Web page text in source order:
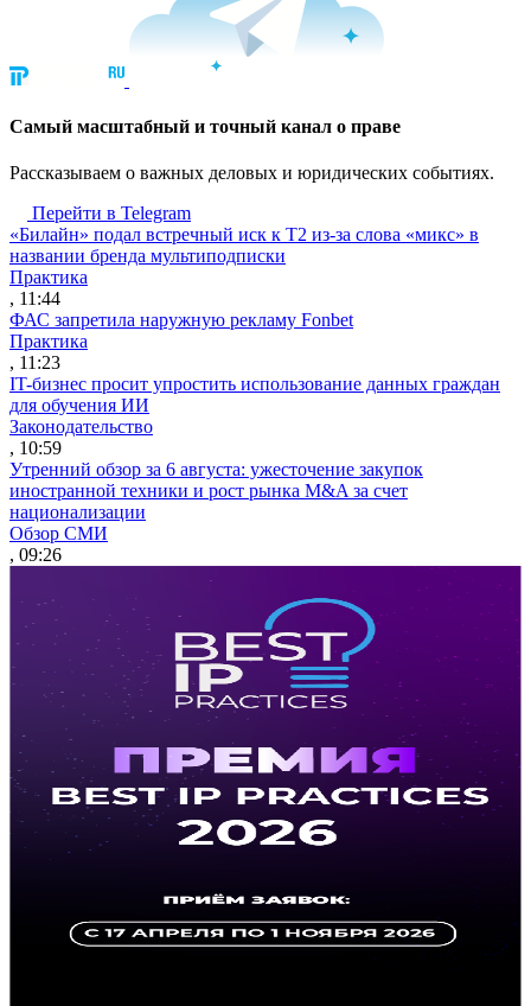
Cамый масштабный и точный канал о праве
Рассказываем о важных деловых и юридических событиях.
Перейти в Telegram
«Билайн» подал встречный иск к Т2 из-за слова «микс» в
названии бренда мультиподписки
Практика
, 11:44
ФАС запретила наружную рекламу Fonbet
Практика
, 11:23
IT-бизнес просит упростить использование данных граждан
для обучения ИИ
Законодательство
, 10:59
Утренний обзор за 6 августа: ужесточение закупок
иностранной техники и рост рынка M&A за счет
национализации
Обзор СМИ
, 09:26